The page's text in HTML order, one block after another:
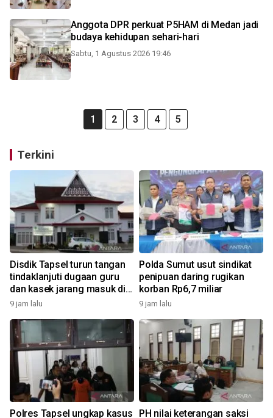
Anggota DPR perkuat P5HAM di Medan jadi
budaya kehidupan sehari-hari
Sabtu, 1 Agustus 2026 19:46
1 2 3 4 5
Terkini
Disdik Tapsel turun tangan
tindaklanjuti dugaan guru
dan kasek jarang masuk di
SD Tapus Nabolak
9 jam lalu
Polda Sumut usut sindikat
penipuan daring rugikan
korban Rp6,7 miliar
9 jam lalu
Polres Tapsel ungkap kasus
PH nilai keterangan saksi